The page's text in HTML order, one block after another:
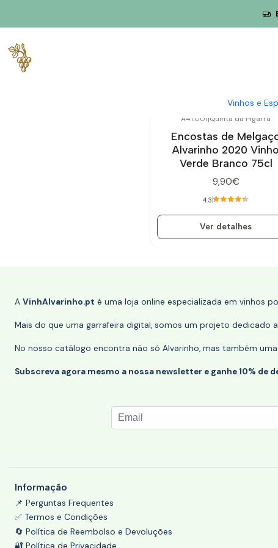
Vinhos e
Encostas de Melgaço
A41.001|Quinta da Pigarra
Encostas de
Alvarinho 2020 Vinho
Verde Branco 75cl
9,90€
4.3
Ver detalhes
A VinhAlvarinho.pt é uma loja online especializada em vinhos
Mais do que uma garrafeira digital, somos um projeto dedicado
No nosso catálogo encontra não só Alvarinho, mas também
Subscreva agora mesmo a nossa newsletter e ganhe 10% de
Informação
📌 Perguntas Frequentes
✅ Termos e Condições
🔄 Política de Reembolso e Devoluções
🔐 Política de Privacidade